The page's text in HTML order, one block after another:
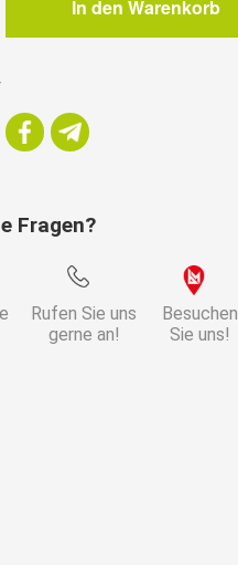
In den Warenkorb
Fragen?
Rufen Sie uns
gerne an!
Besuchen
Sie uns!